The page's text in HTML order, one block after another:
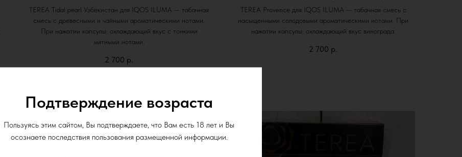
Подтверждение возраста
Пользуясь этим сайтом, Вы подтверждаете, что Вам есть 18 лет и Вы
осознаете последствия пользования размещенной информации.
TEREA Tidal pearl Узбекистан для IQOS ILUMA — табачная
смесь с древесными и чайными ароматическими нотами.
При нажатии капсулы: охлаждающий вкус с тонкими
мятными нотами.
2 700 р.
TEREA Provence для IQOS ILUMA — табачная смесь с
насыщенными солодовыми ароматическими нотами. При
нажатии капсулы: охлаждающий вкус винограда.
2 700 р.